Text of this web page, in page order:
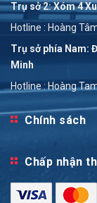
Trụ sở 2: Xóm 4
Hotline : Hoàng
Trụ sở phía Nam:
Minh
Hotline : Hoàng
Chính sách
Chấp nhận